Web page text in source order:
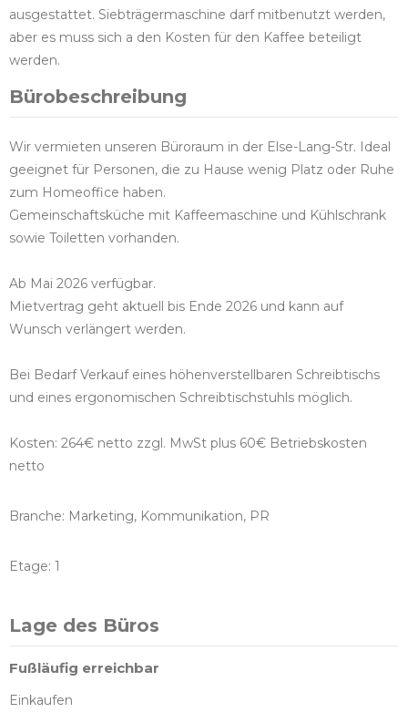
ausgestattet. Siebträgermaschine darf mitbenutzt werden,
aber es muss sich a den Kosten für den Kaffee beteiligt
werden.
Bürobeschreibung
Wir vermieten unseren Büroraum in der Else-Lang-Str. Ideal
geeignet für Personen, die zu Hause wenig Platz oder Ruhe
zum Homeoffice haben.
Gemeinschaftsküche mit Kaffeemaschine und Kühlschrank
sowie Toiletten vorhanden.
Ab Mai 2026 verfügbar.
Mietvertrag geht aktuell bis Ende 2026 und kann auf
Wunsch verlängert werden.
Bei Bedarf Verkauf eines höhenverstellbaren Schreibtischs
und eines ergonomischen Schreibtischstuhls möglich.
Kosten: 264€ netto zzgl. MwSt plus 60€ Betriebskosten
netto
Branche: Marketing, Kommunikation, PR
Etage: 1
Lage des Büros
Fußläufig erreichbar
Einkaufen